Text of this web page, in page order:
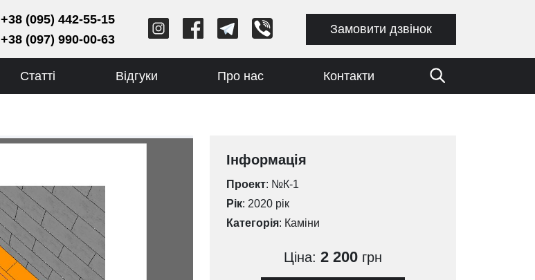
+38 (095) 442-55-15
+38 (097) 990-00-63
Замовити дзвінок
Статті Відгуки Про нас Контакти
Інформація
Проект: №К-1
Рік: 2020 рік
Категорія: Каміни
Ціна: 2 200 грн